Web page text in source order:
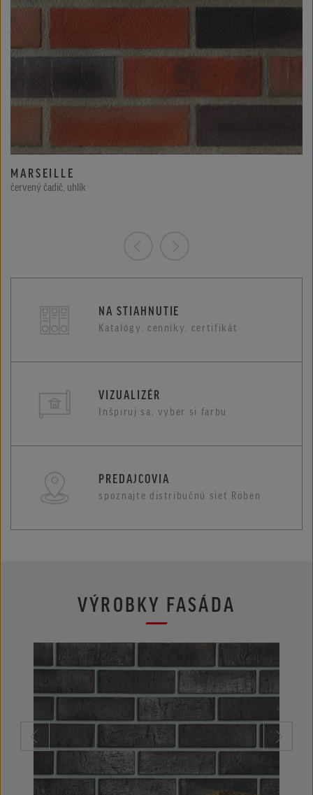
MARSEILLE
červený čadič, uhlík
NA STIAHNUTIE
Katalógy, cenníky, certifikát
VIZUALIZÉR
Inšpiruj sa, vyber si farbu
PREDAJCOVIA
spoznajte distribučnú sieť Röben
VÝROBKY FASÁDA